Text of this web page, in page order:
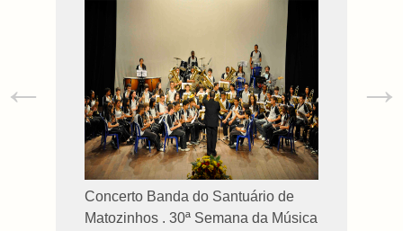
Concerto Banda do Santuário de
Matozinhos . 30ª Semana da Música
← →